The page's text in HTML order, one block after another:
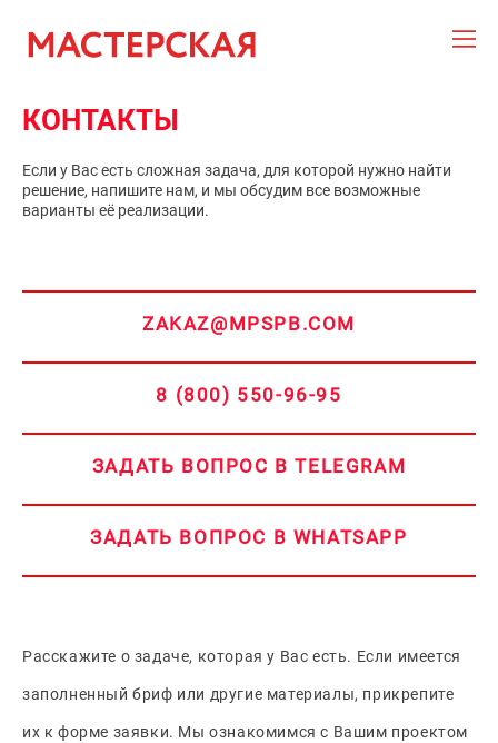
КОНТАКТЫ
Если у Вас есть сложная задача, для которой нужно найти
решение, напишите нам, и мы обсудим все возможные
варианты её реализации.
ZAKAZ@MPSPB.COM
8 (800) 550-96-95
ЗАДАТЬ ВОПРОС В TELEGRAM
ЗАДАТЬ ВОПРОС В WHATSAPP
Расскажите о задаче, которая у Вас есть. Если имеется
заполненный бриф или другие материалы, прикрепите
их к форме заявки. Мы ознакомимся с Вашим проектом